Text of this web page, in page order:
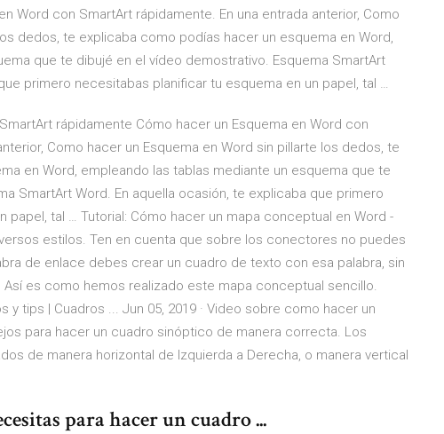
Word con SmartArt rápidamente. En una entrada anterior, Como
dedos, te explicaba como podías hacer un esquema en Word,
que te dibujé en el vídeo demostrativo. Esquema SmartArt
primero necesitabas planificar tu esquema en un papel, tal …
rápidamente Cómo hacer un Esquema en Word con
Como hacer un Esquema en Word sin pillarte los dedos, te
en Word, empleando las tablas mediante un esquema que te
SmartArt Word. En aquella ocasión, te explicaba que primero
papel, tal … Tutorial: Cómo hacer un mapa conceptual en Word -
estilos. Ten en cuenta que sobre los conectores no puedes
de enlace debes crear un cuadro de texto con esa palabra, sin
es como hemos realizado este mapa conceptual sencillo.
tips | Cuadros ... Jun 05, 2019 · Video sobre como hacer un
para hacer un cuadro sinóptico de manera correcta. Los
de manera horizontal de Izquierda a Derecha, o manera vertical
para hacer un cuadro ...